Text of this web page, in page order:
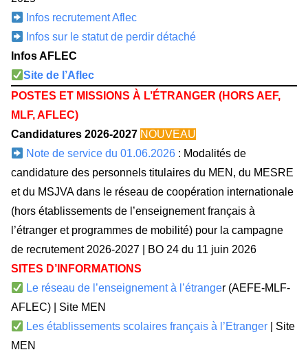
Infos recrutement Aflec
Infos sur le statut de perdir détaché
Infos AFLEC
Site de l’Aflec
POSTES ET MISSIONS À L’ÉTRANGER (HORS AEF,
MLF, AFLEC)
Candidatures 2026-2027 NOUVEAU
Note de service du 01.06.2026 : Modalités de
candidature des personnels titulaires du MEN, du MESRE
et du MSJVA dans le réseau de coopération internationale
(hors établissements de l’enseignement français à
l’étranger et programmes de mobilité) pour la campagne
de recrutement 2026-2027 | BO 24 du 11 juin 2026
SITES D’INFORMATIONS
Le réseau de l’enseignement à l’étranger (AEFE-MLF-
AFLEC) | Site MEN
Les établissements scolaires français à l’Etranger | Site
MEN